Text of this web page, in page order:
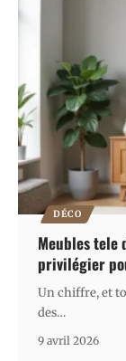
DÉCO
Meubles tele
privilégier
Un chiffre, et
des…
9 avril 2026